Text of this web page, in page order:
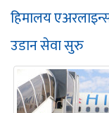
हिमालय
उडान सेवा सुरु